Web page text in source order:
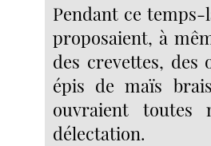
Pendant ce
proposaient, à
des crevettes, des
épis de maïs
ouvraient toutes
délectation.